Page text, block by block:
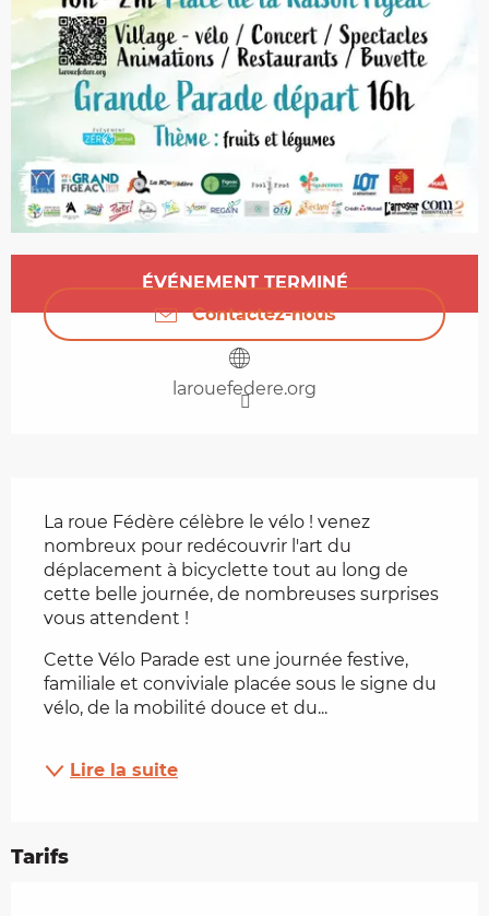
Ouverture et coordonnées
ÉVÉNEMENT TERMINÉ
Contactez-nous
larouefedere.org
La roue Fédère célèbre le vélo ! venez
nombreux pour redécouvrir l'art du
déplacement à bicyclette tout au long de
cette belle journée, de nombreuses surprises
vous attendent !
Cette Vélo Parade est une journée festive,
familiale et conviviale placée sous le signe du
vélo, de la mobilité douce et du...
Lire la suite
Tarifs